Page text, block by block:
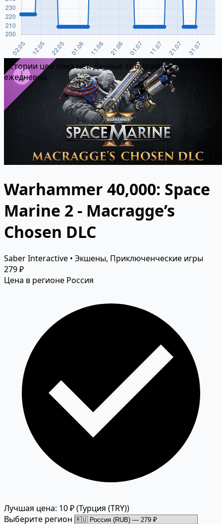
Истории цен пока нет. Данные собираются
ежедневно.
Warhammer 40,000: Space
Marine 2 - Macragge’s
Chosen DLC
Saber Interactive • Экшены, Приключенческие игры
279 ₽
Цена в регионе Россия
Лучшая цена: 10 ₽(Турция (TRY))
Выберите регион